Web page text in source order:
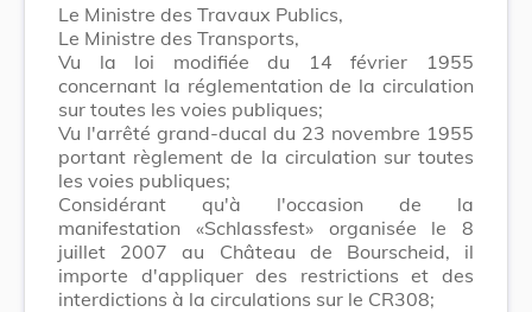
Le Ministre des Travaux Publics,
Le Ministre des Transports,
Vu la loi modifiée du 14 février 1955
concernant la réglementation de la circulation
sur toutes les voies publiques;
Vu l'arrêté grand-ducal du 23 novembre 1955
portant règlement de la circulation sur toutes
les voies publiques;
Considérant qu'à l'occasion de la
manifestation «Schlassfest» organisée le 8
juillet 2007 au Château de Bourscheid, il
importe d'appliquer des restrictions et des
interdictions à la circulations sur le CR308;